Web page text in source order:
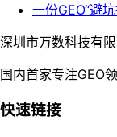
一份GEO“避
深圳市万数科技有
国内首家专注GEO
快速链接